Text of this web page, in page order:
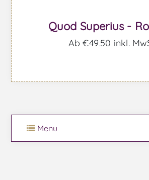
Quod Superius -
Ab €49,50 inkl.
Menu